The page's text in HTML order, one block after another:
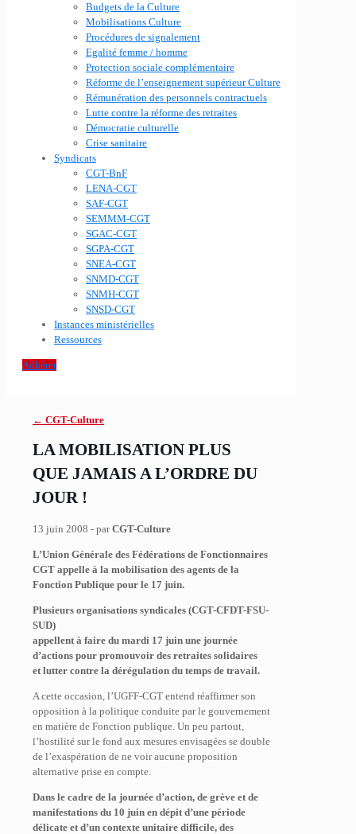
Budgets de la Culture
Mobilisations Culture
Procédures de signalement
Egalité femme / homme
Protection sociale complémentaire
Réforme de l’enseignement supérieur Culture
Rémunération des personnels contractuels
Lutte contre la réforme des retraites
Démocratie culturelle
Crise sanitaire
Syndicats
CGT-BnF
LENA-CGT
SAF-CGT
SEMMM-CGT
SGAC-CGT
SGPA-CGT
SNEA-CGT
SNMD-CGT
SNMH-CGT
SNSD-CGT
Instances ministérielles
Ressources
Adhérer
← CGT-Culture
LA MOBILISATION PLUS
QUE JAMAIS A L’ORDRE DU
JOUR !
13 juin 2008 - parCGT-Culture
L’Union Générale des Fédérations de Fonctionnaires
CGT appelle à la mobilisation des agents de la
Fonction Publique pour le 17 juin.
Plusieurs organisations syndicales (CGT-CFDT-FSU-
SUD)
appellent à faire du mardi 17 juin une journée
d’actions pour promouvoir des retraites solidaires
et lutter contre la dérégulation du temps de travail.
A cette occasion, l’UGFF-CGT entend réaffirmer son
opposition à la politique conduite par le gouvernement
en matière de Fonction publique. Un peu partout,
l’hostilité sur le fond aux mesures envisagées se double
de l’exaspération de ne voir aucune proposition
alternative prise en compte.
Dans le cadre de la journée d’action, de grève et de
manifestations du 10 juin en dépit d’une période
délicate et d’un contexte unitaire difficile, des